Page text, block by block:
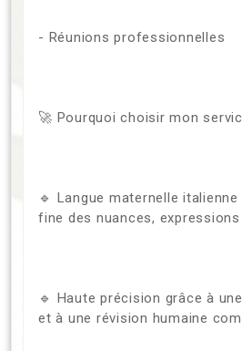
- Réunions professionnelles
🚀 Pourquoi choisir mon
🔹 Langue maternelle
fine des nuances,
🔹 Haute précision grâce à
et à une révision humaine